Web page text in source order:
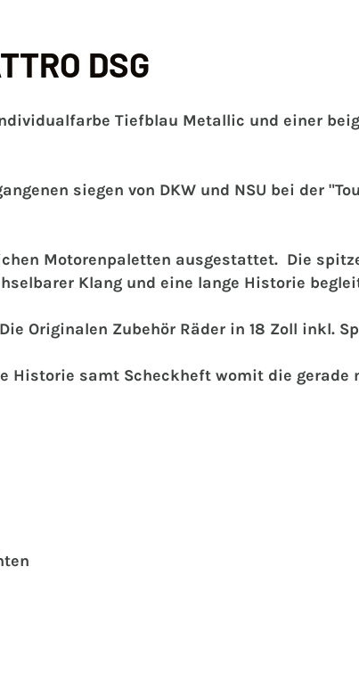
DSG
Tiefblau Metallic und einer
siegen von DKW und NSU bei der
Motorenpaletten ausgestattet.
Die
Klang und eine lange Historie
Originalen Zubehör Räder in 18 Zoll inkl.
Historie samt Scheckheft womit die gerade